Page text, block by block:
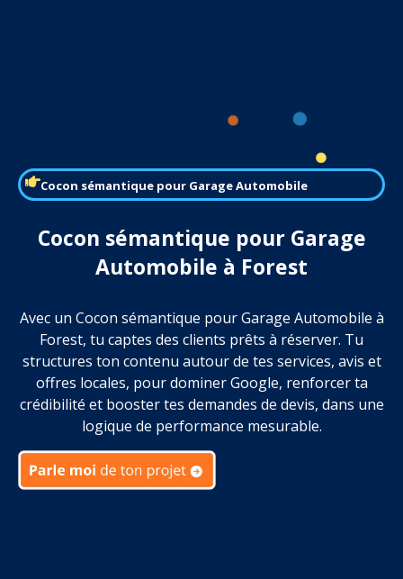
Cocon sémantique pour Garage Automobile
Cocon sémantique pour Garage
Automobile à Forest
Avec un Cocon sémantique pour Garage Automobile à
Forest, tu captes des clients prêts à réserver. Tu
structures ton contenu autour de tes services, avis et
offres locales, pour dominer Google, renforcer ta
crédibilité et booster tes demandes de devis, dans une
logique de performance mesurable.